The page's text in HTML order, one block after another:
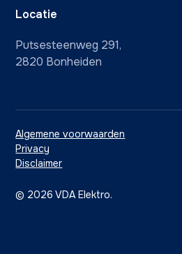
Locatie
Putsesteenweg 291,
2820 Bonheiden
© 2026 VDA Elektro.
Algemene voorwaarden
Privacy
Disclaimer